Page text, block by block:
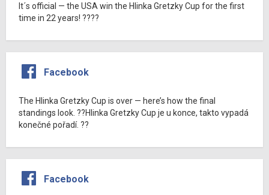
It´s official — the USA win the Hlinka Gretzky Cup for the first
time in 22 years! ????
Facebook
The Hlinka Gretzky Cup is over — here’s how the final
standings look. ??Hlinka Gretzky Cup je u konce, takto vypadá
konečné pořadí. ??
Facebook